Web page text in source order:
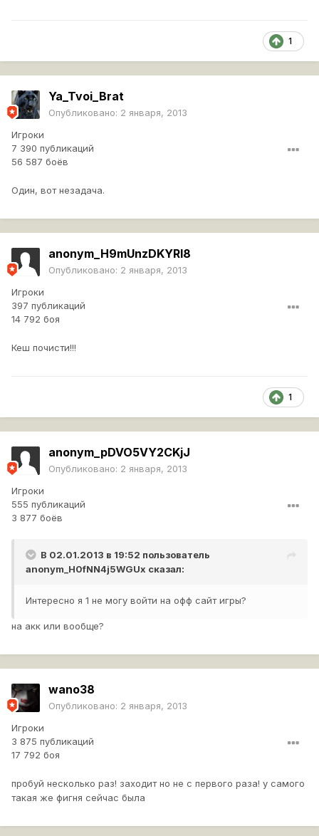
1
Ya_Tvoi_Brat
Опубликовано: 2 января, 2013
Игроки
7 390 публикаций
56 587 боёв
Один, вот незадача.
anonym_H9mUnzDKYRl8
Опубликовано: 2 января, 2013
Игроки
397 публикаций
14 792 боя
Кеш почисти!!!
1
anonym_pDVO5VY2CKjJ
Опубликовано: 2 января, 2013
Игроки
555 публикаций
3 877 боёв
В 02.01.2013 в 19:52 пользователь
anonym_H0fNN4j5WGUx сказал:
Интересно я 1 не могу войти на офф сайт игры?
на акк или вообще?
wano38
Опубликовано: 2 января, 2013
Игроки
3 875 публикаций
17 792 боя
пробуй несколько раз! заходит но не с первого раза! у самого
такая же фигня сейчас была